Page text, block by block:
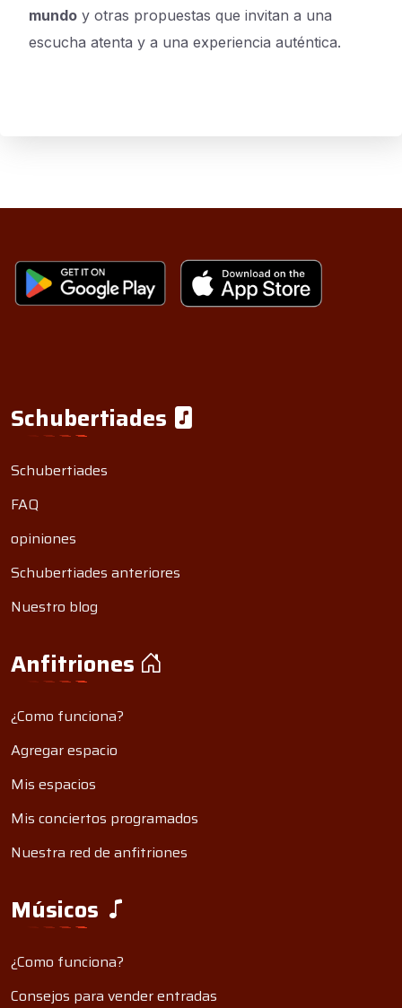
mundo y otras propuestas que invitan a una
escucha atenta y a una experiencia auténtica.
Schubertiades
Schubertiades
FAQ
opiniones
Schubertiades anteriores
Nuestro blog
Anfitriones
¿Como funciona?
Agregar espacio
Mis espacios
Mis conciertos programados
Nuestra red de anfitriones
Músicos
¿Como funciona?
Consejos para vender entradas